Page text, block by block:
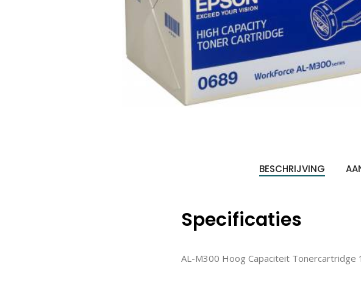
BESCHRIJVING
Specificaties
AL-M300 Hoog Capaciteit Tonercartridge